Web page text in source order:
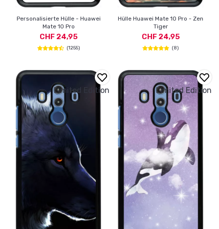
Personalisierte Hülle - Huawei
Mate 10 Pro
CHF 24,95
(1255)
Hülle Huawei Mate 10 Pro - Zen
Tiger
CHF 24,95
(8)
Limited Edition Limited Edition